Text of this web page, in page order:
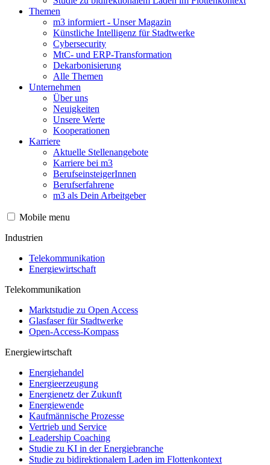
Themen
m3 informiert - Unser Magazin
Künstliche Intelligenz für Stadtwerke
Cybersecurity
MtC- und ERP-Transformation
Dekarbonisierung
Alle Themen
Unternehmen
Über uns
Neuigkeiten
Unsere Werte
Kooperationen
Karriere
Aktuelle Stellenangebote
Karriere bei m3
BerufseinsteigerInnen
Berufserfahrene
m3 als Dein Arbeitgeber
Mobile menu
Industrien
Telekommunikation
Energiewirtschaft
Telekommunikation
Marktstudie zu Open Access
Glasfaser für Stadtwerke
Open-Access-Kompass
Energiewirtschaft
Energiehandel
Energieerzeugung
Energienetz der Zukunft
Energiewende
Kaufmännische Prozesse
Vertrieb und Service
Leadership Coaching
Studie zu KI in der Energiebranche
Studie zu bidirektionalem Laden im Flottenkontext